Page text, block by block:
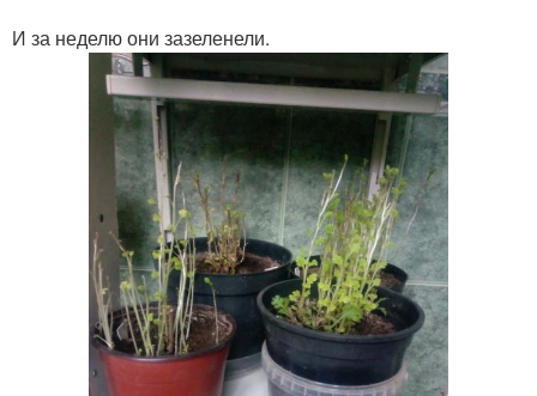
И за неделю они зазеленели.